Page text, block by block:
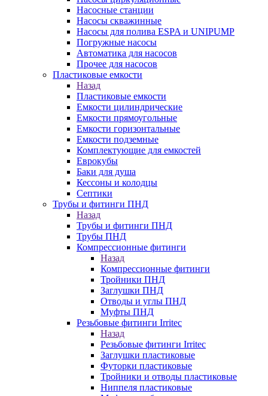
Насосные станции
Насосы скважинные
Насосы для полива ESPA и UNIPUMP
Погружные насосы
Автоматика для насосов
Прочее для насосов
Пластиковые емкости
Назад
Пластиковые емкости
Емкости цилиндрические
Емкости прямоугольные
Емкости горизонтальные
Емкости подземные
Комплектующие для емкостей
Еврокубы
Баки для душа
Кессоны и колодцы
Септики
Трубы и фитинги ПНД
Назад
Трубы и фитинги ПНД
Трубы ПНД
Компрессионные фитинги
Назад
Компрессионные фитинги
Тройники ПНД
Заглушки ПНД
Отводы и углы ПНД
Муфты ПНД
Резьбовые фитинги Irritec
Назад
Резьбовые фитинги Irritec
Заглушки пластиковые
Футорки пластиковые
Тройники и отводы пластиковые
Ниппеля пластиковые